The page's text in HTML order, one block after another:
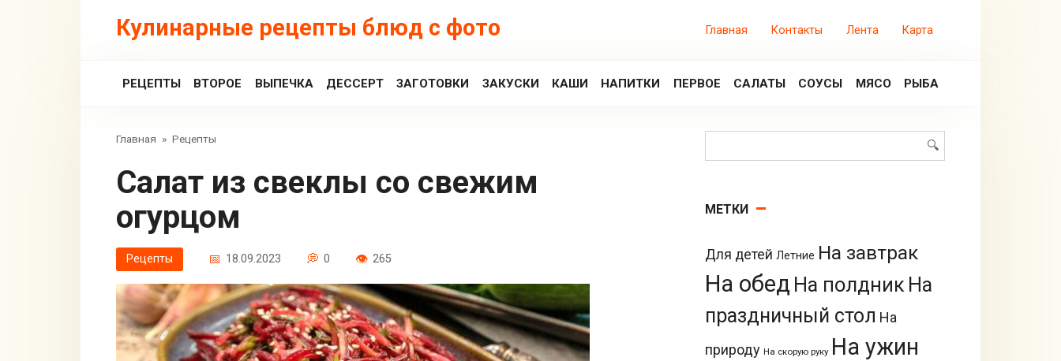
Кулинарные рецепты блюд с фото Главная Контакты Лента Карта
РЕЦЕПТЫ ВТОРОЕ ВЫПЕЧКА ДЕССЕРТ ЗАГОТОВКИ ЗАКУСКИ КАШИ НАПИТКИ ПЕРВОЕ САЛАТЫ СОУСЫ МЯСО РЫБА
Главная » Рецепты
Салат из свеклы со свежим
огурцом
Рецепты 18.09.2023 0 265
МЕТКИ
Для детей Летние На завтрак
На обед На полдник На
праздничный стол На
природу На скорую руку На ужин